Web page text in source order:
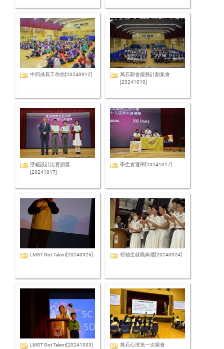
中四成長工作坊[20240912]
萬石鄰舍服務計劃集會
[20241010]
壁報設計比賽頒獎
[20241017]
學生會選舉[20241017]
LMST Got Talent[20240926] 領袖生就職典禮[20240924]
LMST Got Talent[20241003]
萬石心澄第一次聚會